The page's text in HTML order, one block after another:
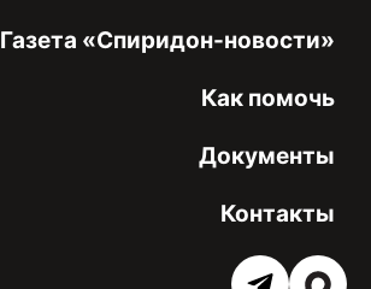
Газета «Спиридон-новости»
Как помочь
Документы
Контакты